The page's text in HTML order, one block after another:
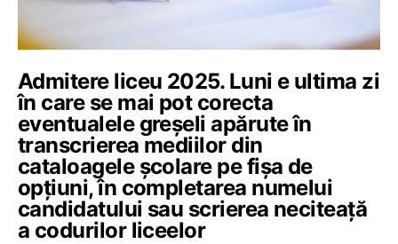
Admitere liceu 2025. Luni e ultima zi
în care se mai pot corecta
eventualele greşeli apărute în
transcrierea mediilor din
cataloagele şcolare pe fişa de
opţiuni, în completarea numelui
candidatului sau scrierea neciteaţă
a codurilor liceelor